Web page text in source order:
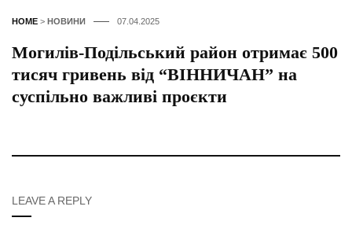
HOME > НОВИНИ 07.04.2025
Могилів-Подільський район отримає 500
тисяч гривень від “ВІННИЧАН” на
суспільно важливі проєкти
LEAVE A REPLY